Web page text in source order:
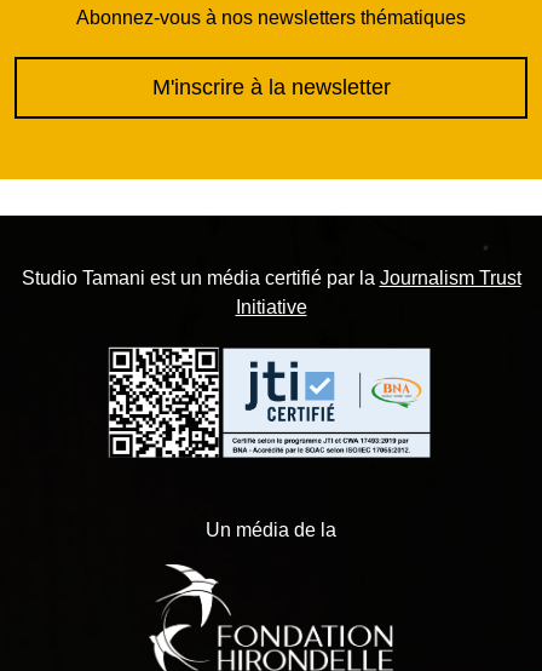
Abonnez-vous à nos newsletters thématiques
M'inscrire à la newsletter
Studio Tamani est un média certifié par la Journalism Trust
Initiative
Un média de la